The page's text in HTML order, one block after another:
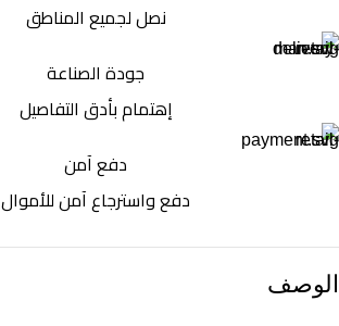
نصل لجميع المناطق
جودة الصناعة
إهتمام بأدق التفاصيل
دفع آمن
دفع واسترجاع آمن للأموال
الوصف